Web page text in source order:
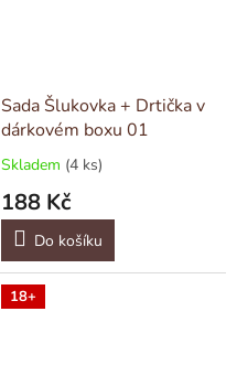
Sada Šlukovka + Drtička v
dárkovém boxu 01
Skladem (4 ks)
188 Kč
Do košíku
18+